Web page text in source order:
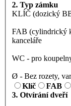
2. Typ zámku
KLÍČ (dozický
FAB (cylindrický
kanceláře
WC - pro
Ø - Bez rozety,
Klíč
FAB
3. Otvírání dveří